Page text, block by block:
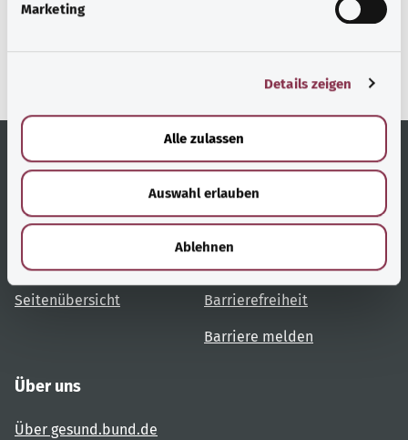
Marketing
Details zeigen
Alle zulassen
Auswahl erlauben
Ablehnen
Hilfreiche Links
Themenübersicht
Benutzerhinweise
Seitenübersicht
Service
Beratung und Hilfe
Barrierefreiheit
Barriere melden
Über uns
Über gesund.bund.de